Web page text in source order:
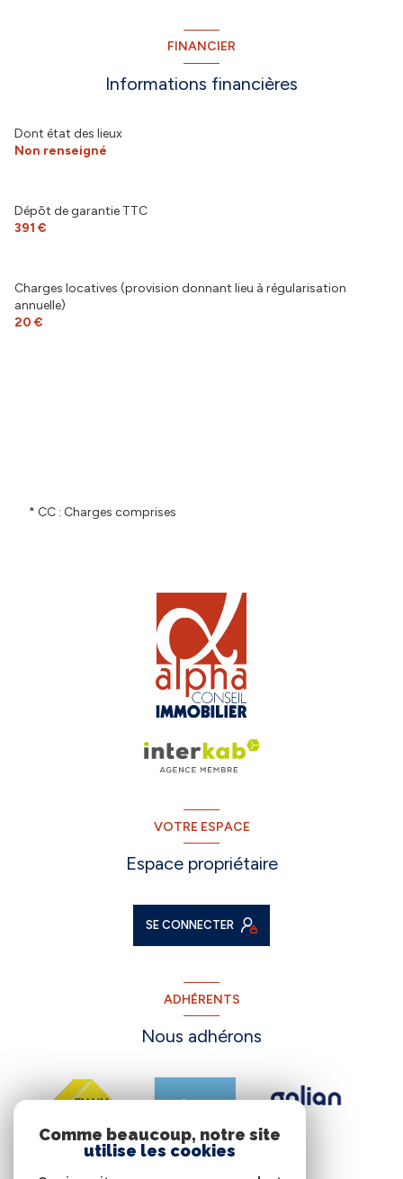
FINANCIER
Informations financières
Dont état des lieux
Non renseigné
Dépôt de garantie TTC
391 €
Charges locatives (provision donnant lieu à régularisation
annuelle)
20 €
* CC : Charges comprises
VOTRE ESPACE
Espace propriétaire
SE CONNECTER
ADHÉRENTS
Nous adhérons
Comme beaucoup, notre site
utilise les cookies